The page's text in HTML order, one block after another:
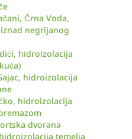
Črna Voda,
negrijanog
hidroizolacija
hidroizolacija
hidroizolacija
dvorana
temelja